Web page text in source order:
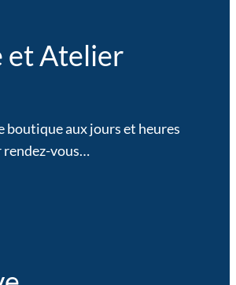
et Atelier
boutique aux jours et heures
rendez-vous…